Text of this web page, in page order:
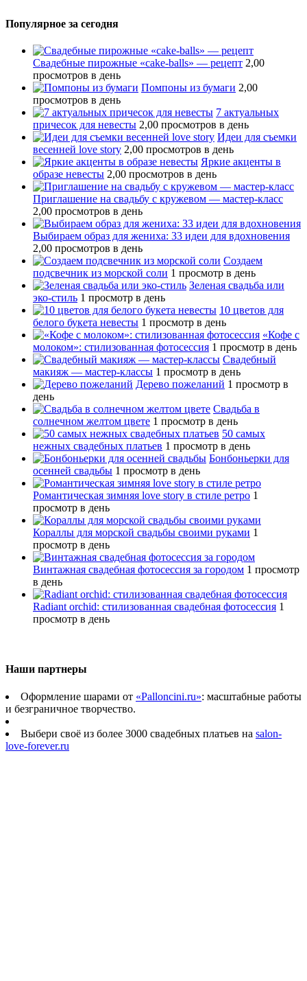
Популярное за сегодня
Свадебные пирожные «cake-balls» — рецепт 2,00
просмотров в день
Помпоны из бумаги 2,00
просмотров в день
7 актуальных
причесок для невесты 2,00 просмотров в день
Идеи для съемки
весенней love story 2,00 просмотров в день
Яркие акценты в
образе невесты 2,00 просмотров в день
Приглашение на свадьбу с кружевом — мастер-класс
2,00 просмотров в день
Выбираем образ для жениха: 33 идеи для вдохновения
2,00 просмотров в день
Создаем
подсвечник из морской соли 1 просмотр в день
Зеленая свадьба или
эко-стиль 1 просмотр в день
10 цветов для
белого букета невесты 1 просмотр в день
«Кофе с
молоком»: стилизованная фотосессия 1 просмотр в день
Свадебный
макияж — мастер-классы 1 просмотр в день
Дерево пожеланий 1 просмотр в
день
Свадьба в
солнечном желтом цвете 1 просмотр в день
50 самых
нежных свадебных платьев 1 просмотр в день
Бонбоньерки для
осенней свадьбы 1 просмотр в день
Романтическая зимняя love story в стиле ретро 1
просмотр в день
Кораллы для морской свадьбы своими руками 1
просмотр в день
Винтажная свадебная фотосессия за городом 1 просмотр
в день
Radiant orchid: стилизованная свадебная фотосессия 1
просмотр в день
Наши партнеры
Оформление шарами от «Palloncini.ru»: масштабные работы
и безграничное творчество.
Выбери своё из более 3000 свадебных платьев на salon-
love-forever.ru